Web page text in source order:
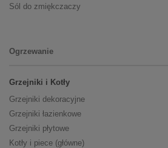
Sól do zmiękczaczy
Ogrzewanie
Grzejniki i Kotły
Grzejniki dekoracyjne
Grzejniki łazienkowe
Grzejniki płytowe
Kotły i piece (główne)